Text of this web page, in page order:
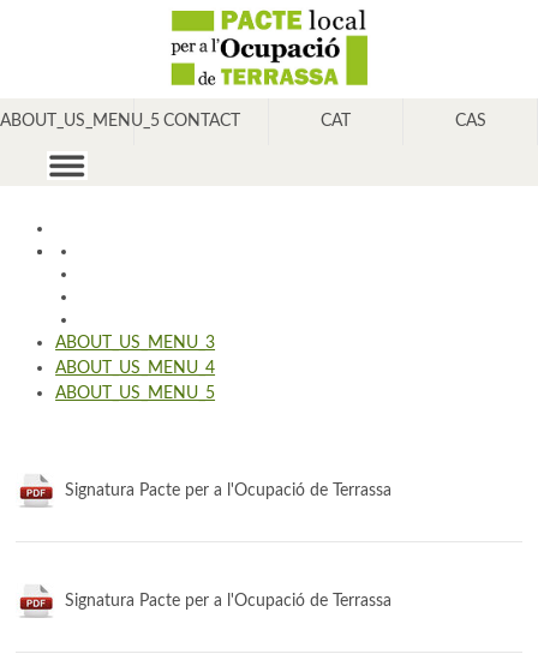
ABOUT_US_MENU_5 CONTACT CAT CAS
ABOUT_US_MENU_3
ABOUT_US_MENU_4
ABOUT_US_MENU_5
Signatura Pacte per a l'Ocupació de Terrassa
Signatura Pacte per a l'Ocupació de Terrassa